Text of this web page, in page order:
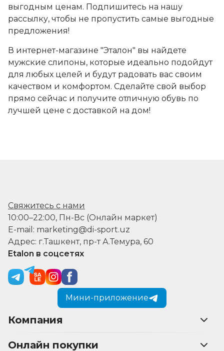
выгодным ценам. Подпишитесь на нашу
рассылку, чтобы не пропустить самые выгодные
предложения!
В интернет-магазине "Эталон" вы найдете
мужские слипоны, которые идеально подойдут
для любых целей и будут радовать вас своим
качеством и комфортом. Сделайте свой выбор
прямо сейчас и получите отличную обувь по
лучшей цене с доставкой на дом!
Свяжитесь с нами
10:00–22:00, Пн-Вс (Онлайн маркет)
E-mail: marketing@di-sport.uz
Адрес: г.Ташкент, пр-т А.Темура, 60
Etalon в соцсетях
Мини-приложение
Компания
Онлайн покупки